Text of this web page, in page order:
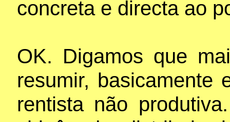
concreta e directa ao
OK. Digamos que
resumir, basicamente
rentista não